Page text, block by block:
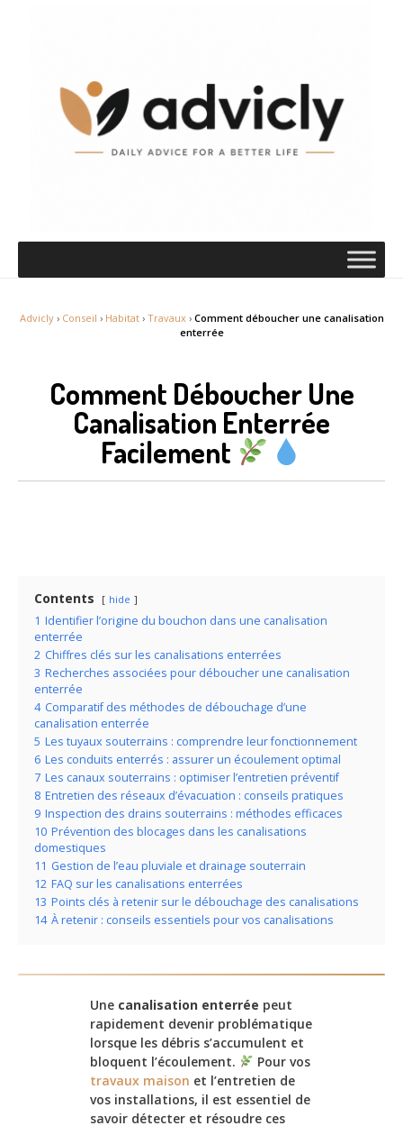
Advicly› Conseil › Habitat› Travaux› Comment déboucher une canalisation
enterrée
Comment Déboucher Une
Canalisation Enterrée
Facilement
Contents hide
1 Identifier l’origine du bouchon dans une canalisation
enterrée
2 Chiffres clés sur les canalisations enterrées
3 Recherches associées pour déboucher une canalisation
enterrée
4 Comparatif des méthodes de débouchage d’une
canalisation enterrée
5 Les tuyaux souterrains : comprendre leur fonctionnement
6 Les conduits enterrés : assurer un écoulement optimal
7 Les canaux souterrains : optimiser l’entretien préventif
8 Entretien des réseaux d’évacuation : conseils pratiques
9 Inspection des drains souterrains : méthodes efficaces
10 Prévention des blocages dans les canalisations
domestiques
11 Gestion de l’eau pluviale et drainage souterrain
12 FAQ sur les canalisations enterrées
13 Points clés à retenir sur le débouchage des canalisations
14 À retenir : conseils essentiels pour vos canalisations
Une canalisation enterrée peut
rapidement devenir problématique
lorsque les débris s’accumulent et
bloquent l’écoulement.
Pour vos
travaux maison et l’entretien de
vos installations, il est essentiel de
savoir détecter et résoudre ces